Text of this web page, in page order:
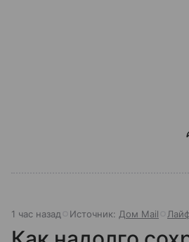
1 час назад Источник: Дом Mail